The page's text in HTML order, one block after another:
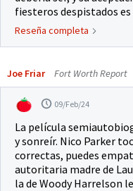
fiesteros despistados
Reseña completa
Joe Friar Fort Worth Report
09/Feb/24
La película
y sonreír. Nico Parker
correctas, puedes
autoritaria madre de
la de Woody Harrelson